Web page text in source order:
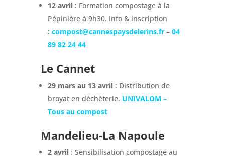
12 avril: Formation compostage à la
Pépinière à 9h30. Info & inscription
: compost@cannespaysdelerins.fr– 04
89 82 24 44
Le Cannet
29 mars au 13 avril: Distribution de
broyat en déchèterie. UNIVALOM –
Tous au compost
Mandelieu-La Napoule
2 avril: Sensibilisation compostage au